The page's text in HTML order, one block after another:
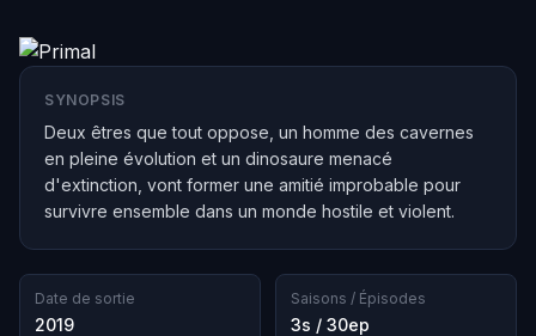
SYNOPSIS
Deux êtres que tout oppose, un homme des cavernes
en pleine évolution et un dinosaure menacé
d'extinction, vont former une amitié improbable pour
survivre ensemble dans un monde hostile et violent.
Date de sortie
2019
Saisons / Épisodes
3s / 30ep